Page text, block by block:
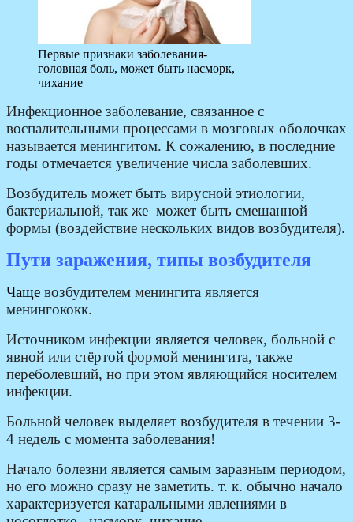
Первые признаки заболевания-
головная боль, может быть насморк,
чихание
Инфекционное заболевание, связанное с
воспалительными процессами в мозговых оболочках
называется менингитом. К сожалению, в последние
годы отмечается увеличение числа заболевших.
Возбудитель может быть вирусной этиологии,
бактериальной, так же может быть смешанной
формы (воздействие нескольких видов возбудителя).
Пути заражения, типы возбудителя
Чаще возбудителем менингита является
менингококк.
Источником инфекции является человек, больной с
явной или стёртой формой менингита, также
переболевший, но при этом являющийся носителем
инфекции.
Больной человек выделяет возбудителя в течении 3-
4 недель с момента заболевания!
Начало болезни является самым заразным периодом,
но его можно сразу не заметить. т. к. обычно начало
характеризуется катаральными явлениями в